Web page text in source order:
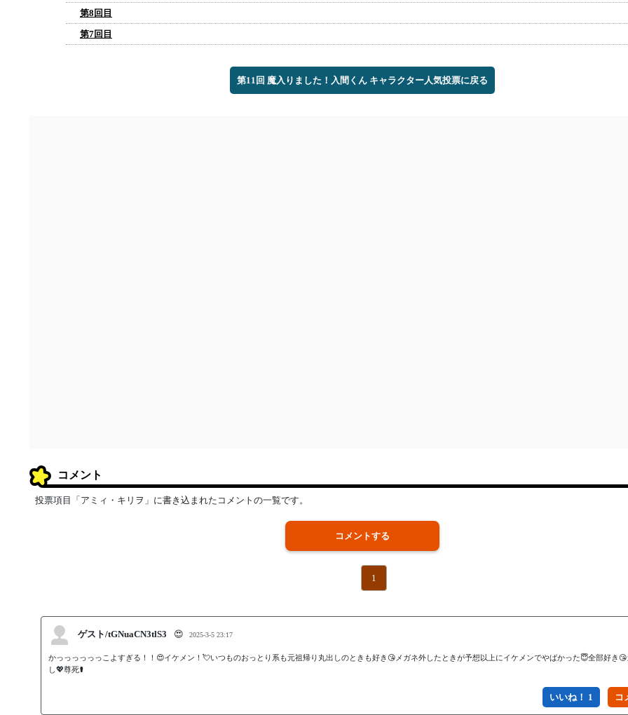
第8回目
第7回目
第11回 魔入りました！入間くん キャラクター人気投票に戻る
コメント
投票項目「アミィ・キリヲ」に書き込まれたコメントの一覧です。
コメントする
1
ゲスト/tGNuaCN3tlS3 😍 2025-3-5 23:17
かっっっっっっこよすぎる！！😍イケメン！💘いつものおっとり系も元祖帰り丸出しのときも好き😘メガネ外したときが予想以上にイケメンでやばかった😇全部好き
し💖尊死⚰️
いいね！ 1